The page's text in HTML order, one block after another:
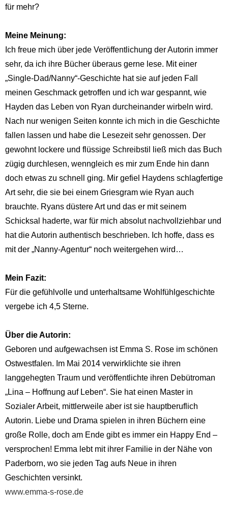
für mehr?
Meine Meinung:
Ich freue mich über jede Veröffentlichung der Autorin immer
sehr, da ich ihre Bücher überaus gerne lese. Mit einer
„Single-Dad/Nanny“-Geschichte hat sie auf jeden Fall
meinen Geschmack getroffen und ich war gespannt, wie
Hayden das Leben von Ryan durcheinander wirbeln wird.
Nach nur wenigen Seiten konnte ich mich in die Geschichte
fallen lassen und habe die Lesezeit sehr genossen. Der
gewohnt lockere und flüssige Schreibstil ließ mich das Buch
zügig durchlesen, wenngleich es mir zum Ende hin dann
doch etwas zu schnell ging. Mir gefiel Haydens schlagfertige
Art sehr, die sie bei einem Griesgram wie Ryan auch
brauchte. Ryans düstere Art und das er mit seinem
Schicksal haderte, war für mich absolut nachvollziehbar und
hat die Autorin authentisch beschrieben. Ich hoffe, dass es
mit der „Nanny-Agentur“ noch weitergehen wird…
Mein Fazit:
Für die gefühlvolle und unterhaltsame Wohlfühlgeschichte
vergebe ich 4,5 Sterne.
Über die Autorin:
Geboren und aufgewachsen ist Emma S. Rose im schönen
Ostwestfalen. Im Mai 2014 verwirklichte sie ihren
langgehegten Traum und veröffentlichte ihren Debütroman
„Lina – Hoffnung auf Leben“. Sie hat einen Master in
Sozialer Arbeit, mittlerweile aber ist sie hauptberuflich
Autorin. Liebe und Drama spielen in ihren Büchern eine
große Rolle, doch am Ende gibt es immer ein Happy End –
versprochen! Emma lebt mit ihrer Familie in der Nähe von
Paderborn, wo sie jeden Tag aufs Neue in ihren
Geschichten versinkt.
www.emma-s-rose.de